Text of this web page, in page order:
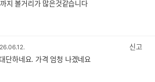
지 볼거리가 많은것같습니다
26.06.12.
신고
단하네요. 가격 엄청 나겠네요